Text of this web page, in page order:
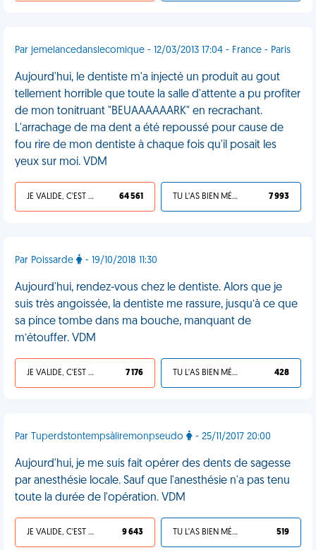
Par jemelancedanslecomique - 12/03/2013 17:04 - France - Paris
Aujourd'hui, le dentiste m'a injecté un produit au gout
tellement horrible que toute la salle d'attente a pu profiter
de mon tonitruant "BEUAAAAAARK" en recrachant.
L'arrachage de ma dent a été repoussé pour cause de
fou rire de mon dentiste à chaque fois qu'il posait les
yeux sur moi. VDM
JE VALIDE, C'EST UNE VDM 64 561 TU L'AS BIEN MÉRITÉ 7 993
Par Poissarde - 19/10/2018 11:30
Aujourd'hui, rendez-vous chez le dentiste. Alors que je
suis très angoissée, la dentiste me rassure, jusqu’à ce que
sa pince tombe dans ma bouche, manquant de
m’étouffer. VDM
JE VALIDE, C'EST UNE VDM 7 176 TU L'AS BIEN MÉRITÉ 428
Par Tuperdstontempsàliremonpseudo - 25/11/2017 20:00
Aujourd'hui, je me suis fait opérer des dents de sagesse
par anesthésie locale. Sauf que l'anesthésie n'a pas tenu
toute la durée de l'opération. VDM
JE VALIDE, C'EST UNE VDM 9 643 TU L'AS BIEN MÉRITÉ 519